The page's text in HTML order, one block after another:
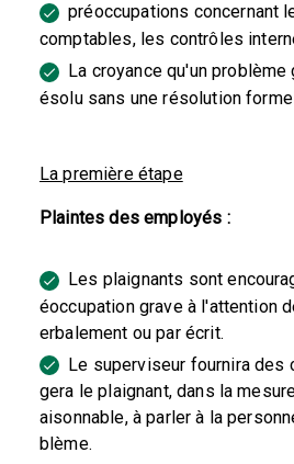
préoccupations concernant
comptables, les contrôles
La croyance qu'un
ésolu sans une résolution
La première étape
Plaintes des employés :
Les plaignants sont
éoccupation grave à l'attention
erbalement ou par écrit.
Le superviseur fournira des
gera le plaignant, dans la
aisonnable, à parler à la
blème.